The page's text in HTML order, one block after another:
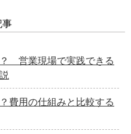
事
営業現場で実践できる
費用の仕組みと比較する